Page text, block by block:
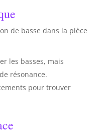
de basse dans la pièce
les basses, mais
résonance.
pour trouver